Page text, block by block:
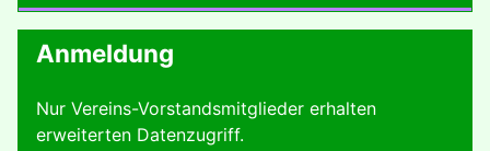
Anmeldung
Nur Vereins-Vorstandsmitglieder erhalten
erweiterten Datenzugriff.